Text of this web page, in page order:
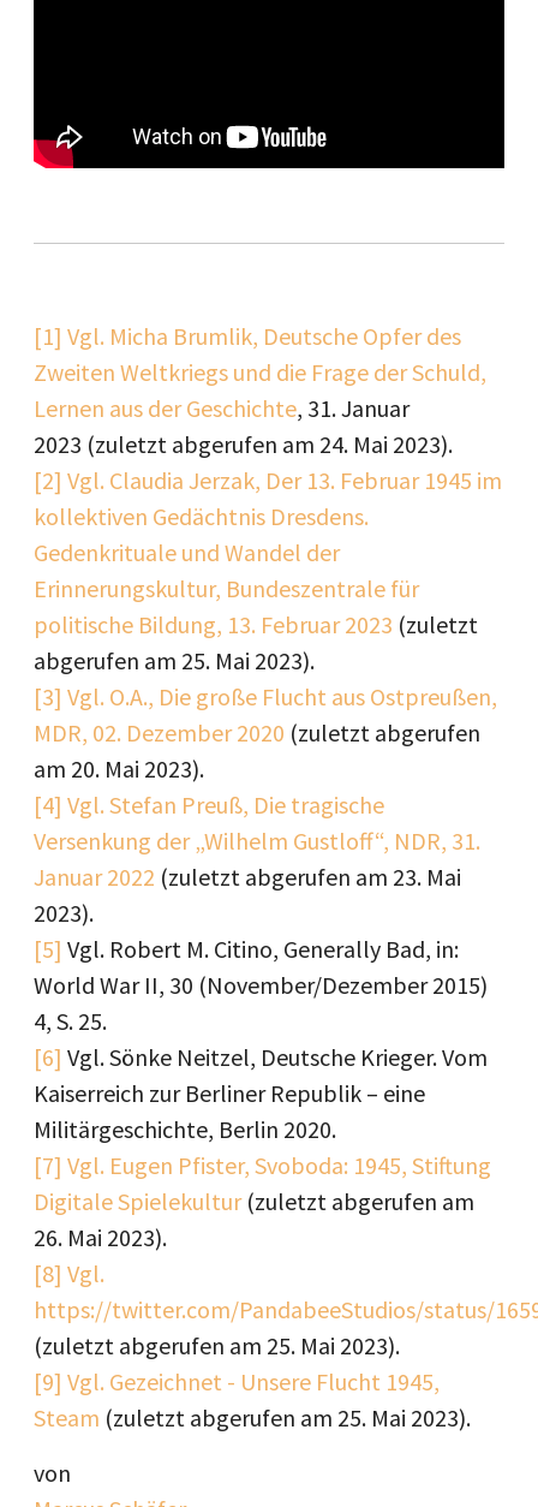
[1] Vgl. Micha Brumlik, Deutsche Opfer des
Zweiten Weltkriegs und die Frage der Schuld,
Lernen aus der Geschichte, 31. Januar
2023 (zuletzt abgerufen am 24. Mai 2023).
[2] Vgl. Claudia Jerzak, Der 13. Februar 1945 im
kollektiven Gedächtnis Dresdens.
Gedenkrituale und Wandel der
Erinnerungskultur, Bundeszentrale für
politische Bildung, 13. Februar 2023 (zuletzt
abgerufen am 25. Mai 2023).
[3] Vgl. O.A., Die große Flucht aus Ostpreußen,
MDR, 02. Dezember 2020 (zuletzt abgerufen
am 20. Mai 2023).
[4] Vgl. Stefan Preuß, Die tragische
Versenkung der „Wilhelm Gustloff“, NDR, 31.
Januar 2022 (zuletzt abgerufen am 23. Mai
2023).
[5] Vgl. Robert M. Citino, Generally Bad, in:
World War II, 30 (November/Dezember 2015)
4, S. 25.
[6] Vgl. Sönke Neitzel, Deutsche Krieger. Vom
Kaiserreich zur Berliner Republik – eine
Militärgeschichte, Berlin 2020.
[7] Vgl. Eugen Pfister, Svoboda: 1945, Stiftung
Digitale Spielekultur(zuletzt abgerufen am
26. Mai 2023).
[8] Vgl.
https://twitter.com/PandabeeStudios/status/
(zuletzt abgerufen am 25. Mai 2023).
[9] Vgl. Gezeichnet - Unsere Flucht 1945,
Steam (zuletzt abgerufen am 25. Mai 2023).
von